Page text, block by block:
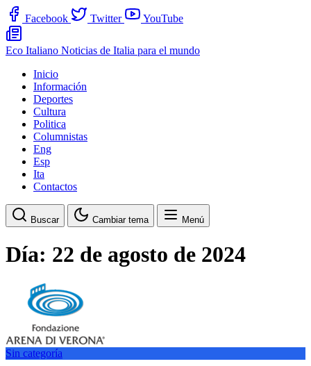
Facebook Twitter YouTube
Eco Italiano Noticias de Italia para el mundo
Inicio
Información
Deportes
Cultura
Politica
Columnistas
Eng
Esp
Ita
Contactos
Buscar Cambiar tema Menú
Día: 22 de agosto de 2024
Sin categoría